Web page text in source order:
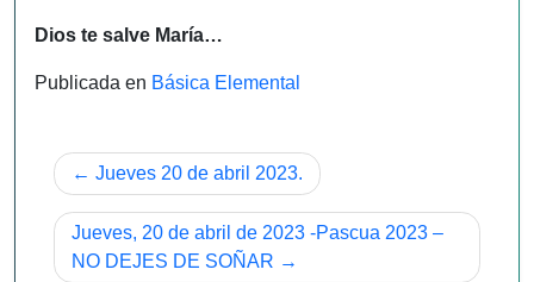
Dios te salve María…
Publicada en Básica Elemental
Navegación
de
entradas
Jueves 20 de abril 2023.
Jueves, 20 de abril de 2023 -Pascua 2023 –
NO DEJES DE SOÑAR